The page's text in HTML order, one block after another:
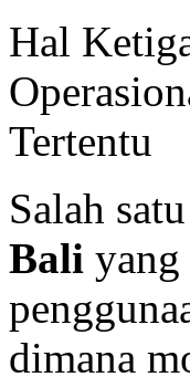
Hal
Tertentu
Salah
Bali yang
dimana